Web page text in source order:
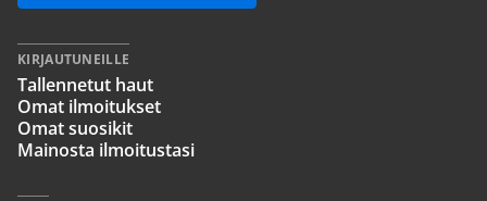
KIRJAUTUNEILLE
Tallennetut haut
Omat ilmoitukset
Omat suosikit
Mainosta ilmoitustasi